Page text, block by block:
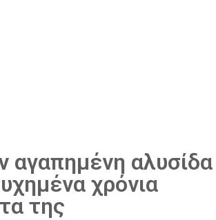
αγαπημένη αλυσίδα
χρόνια
της